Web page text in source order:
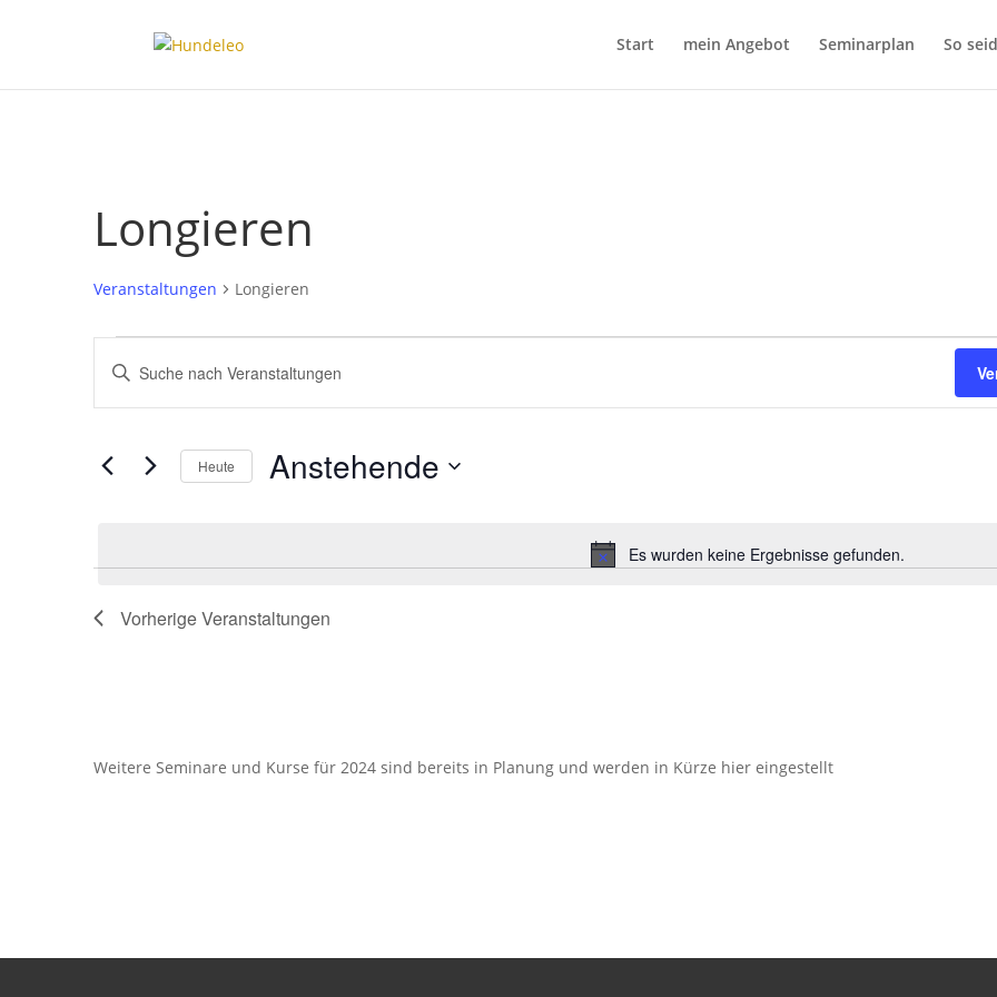
Start mein Angebot Seminarplan So
Longieren
Veranstaltungen Longieren
Hinweis
Es wurden keine Ergebnisse gefunden.
Suche
und
Navigation
Bitte
Schlüsselwort
eingeben.
nach
Heute Anstehende
VorherigeVeranstaltungen
Weitere Seminare und Kurse für 2024 sind bereits in Planung und werden in Kürze hier eingestellt